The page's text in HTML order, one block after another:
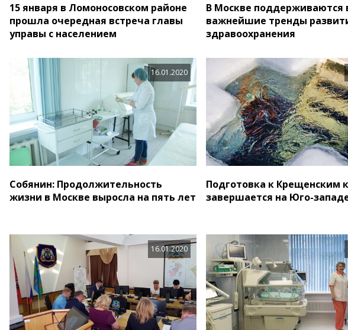
15 января в Ломоносовском районе
прошла очередная встреча главы
управы с населением
В Москве поддерживаются
важнейшие тренды
здравоохранения
16.01.2020
Собянин: Продолжительность
жизни в Москве выросла на пять лет
Подготовка к Крещенским
завершается на Юго-
16.01.2020